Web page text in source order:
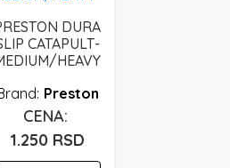
DURA
CATAPULT-
HEAVY
Preston
1.250 RSD